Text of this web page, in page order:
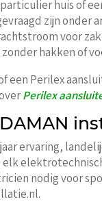
huis of
zijn onder
voor
hakken of
een Perilex
Perilex
ervaring,
nodig voor